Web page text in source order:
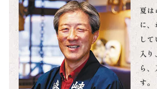
夏は
に
し
入
ら
す。